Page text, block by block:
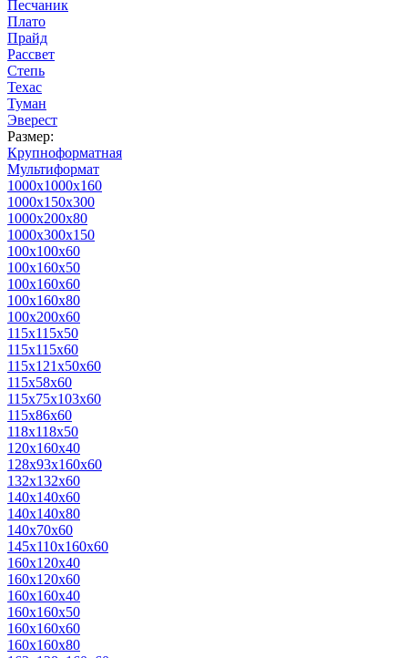
Песчаник
Плато
Прайд
Рассвет
Степь
Техас
Туман
Эверест
Размер:
Крупноформатная
Мультиформат
1000х1000х160
1000х150х300
1000х200х80
1000х300х150
100х100х60
100х160х50
100х160х60
100х160х80
100х200х60
115х115х50
115х115х60
115х121х50х60
115х58х60
115х75х103х60
115х86х60
118х118х50
120х160х40
128х93х160х60
132х132х60
140х140х60
140х140х80
140х70х60
145х110х160х60
160х120х40
160х120х60
160х160х40
160х160х50
160х160х60
160х160х80